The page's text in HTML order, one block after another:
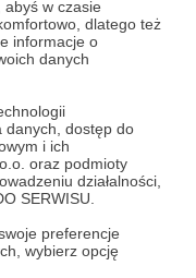
abyś w czasie
dlatego też
informacje o
danych
danych, dostęp do
i ich
oraz podmioty
działalności,
SERWISU.
preferencje
wybierz opcję
00:03:59